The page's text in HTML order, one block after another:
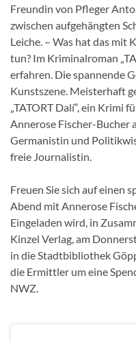
Freundin von Pfleger
zwischen aufgehängten
Leiche. – Was hat das mit
tun? Im Kriminalroman
erfahren. Die spannende
Kunstszene. Meisterhaft
„TATORT Dalí“, ein Krimi
Annerose Fischer-Bucher
Germanistin und
freie Journalistin.
Freuen Sie sich auf einen
Abend mit Annerose
Eingeladen wird, in
Kinzel Verlag, am
in die Stadtbibliothek
die Ermittler um eine
NWZ.